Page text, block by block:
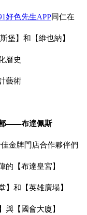
好色先生APP同仁在
斯堡】和【維也納】
曆史
藝術
——布達佩斯
金牌門店合作夥伴們
的【布達皇宮】
】和【英雄廣場】
與【國會大廈】